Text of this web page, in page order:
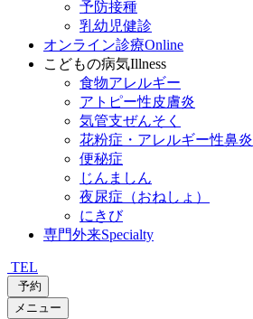
予防接種
乳幼児健診
オンライン診療Online
こどもの病気Illness
食物アレルギー
アトピー性皮膚炎
気管支ぜんそく
花粉症・アレルギー性鼻炎
便秘症
じんましん
夜尿症（おねしょ）
にきび
専門外来Specialty
TEL
予約
メニュー